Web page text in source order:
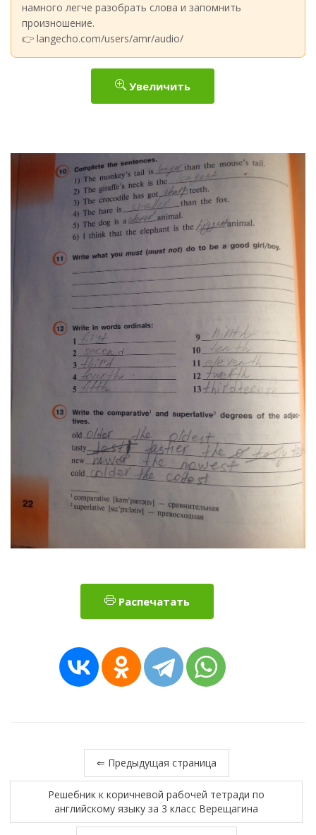
намного легче разобрать слова и запомнить
произношение.
👉 langecho.com/users/amr/audio/
Увеличить
Распечатать
⇐ Предыдущая страница
Решебник к коричневой рабочей тетради по
английскому языку за 3 класс Верещагина